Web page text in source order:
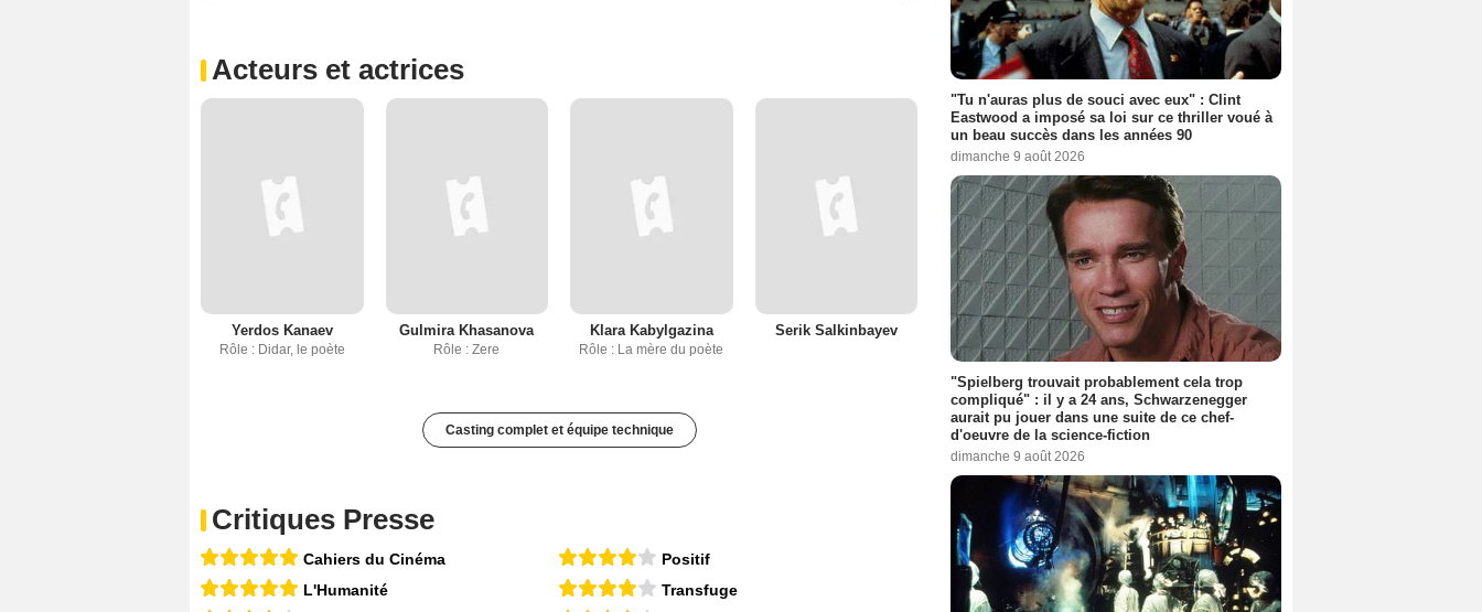
Acteurs et actrices
Yerdos Kanaev
Rôle : Didar, le poète
Gulmira Khasanova
Rôle : Zere
Klara Kabylgazina
Rôle : La mère du poète
Serik Salkinbayev
Casting complet et équipe technique
Critiques Presse
Cahiers du Cinéma
L'Humanité
Positif
Transfuge
"Tu n'auras plus de souci avec eux" : Clint
Eastwood a imposé sa loi sur ce thriller voué à
un beau succès dans les années 90
dimanche 9 août 2026
"Spielberg trouvait probablement cela trop
compliqué" : il y a 24 ans, Schwarzenegger
aurait pu jouer dans une suite de ce chef-
d'oeuvre de la science-fiction
dimanche 9 août 2026